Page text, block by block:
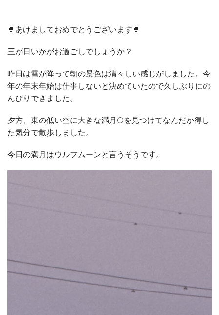
🎍あけましておめでとうございます🎍
三が日いかがお過ごしでしょうか？
昨日は雪が降って朝の景色は清々しい感じがしました。今
年の年末年始は仕事しないと決めていたので久しぶりにの
んびりできました。
夕方、東の低い空に大きな満月🌕を見つけてなんだか得し
た気分で散歩しました。
今日の満月はウルフムーンと言うそうです。